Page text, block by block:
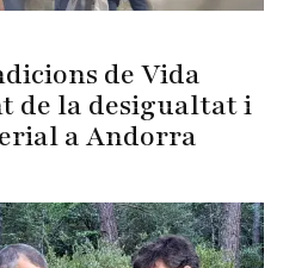
de Vida
de la desigualtat i
a Andorra